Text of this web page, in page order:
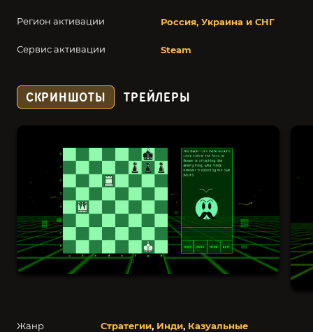
Регион активации Россия, Украина и СНГ
Сервис активации Steam
Жанр Стратегии, Инди, Казуальные
СКРИНШОТЫ ТРЕЙЛЕРЫ